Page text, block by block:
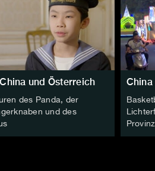
und Österreich
des Panda, der
und des
China